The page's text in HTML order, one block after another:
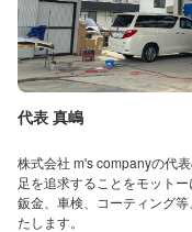
代表 真嶋
株式会社 m's companyの代
足を追求することをモットー
鈑金、車検、コーティング
たします。